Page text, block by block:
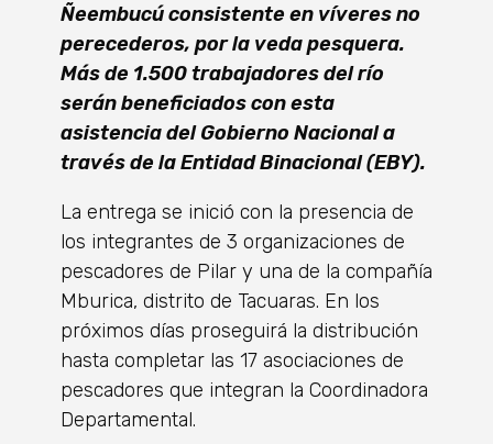
Ñeembucúconsistente en víveres no
perecederos, por la veda pesquera.
Más de 1.500 trabajadores del río
serán beneficiados con esta
asistencia del Gobierno Nacional a
través de la Entidad Binacional (EBY).
La entrega se inició con la presencia de
los integrantes de 3 organizaciones de
pescadores de Pilar y una de la compañía
Mburica, distrito de Tacuaras. En los
próximos días proseguirá la distribución
hasta completar las 17 asociaciones de
pescadores que integran la Coordinadora
Departamental.